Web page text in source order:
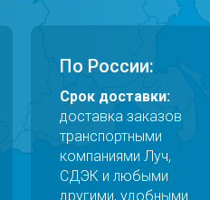
По России:
Срок доставки:
доставка заказов
транспортными
компаниями Луч,
СДЭК и любыми
другими, удобными